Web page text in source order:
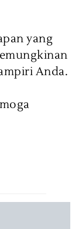
yang
Anda.